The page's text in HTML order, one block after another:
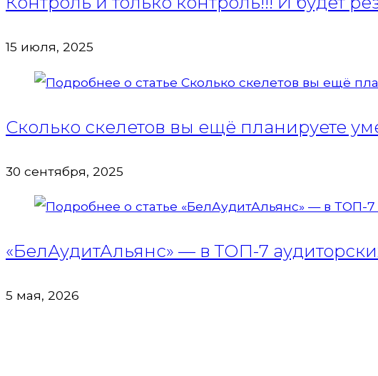
15 июля, 2025
Сколько скелетов вы ещё планируете
30 сентября, 2025
«БелАудитАльянс» — в ТОП-7
5 мая, 2026